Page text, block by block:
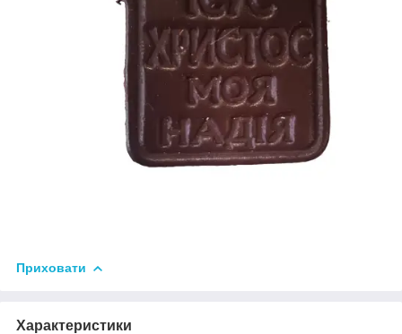
Приховати
Характеристики